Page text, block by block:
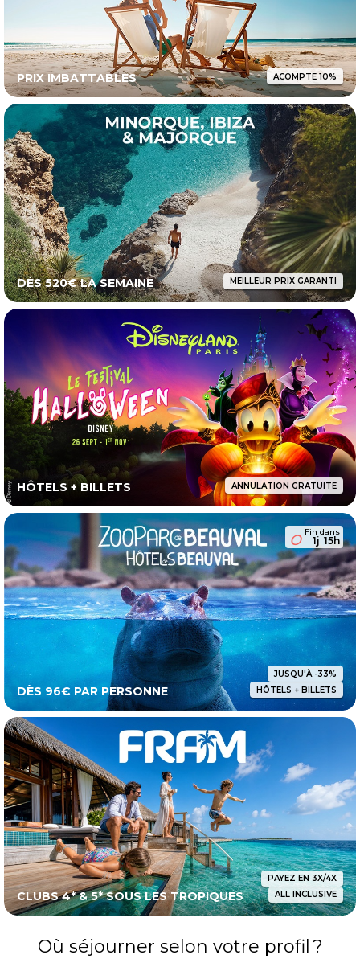
PRIX IMBATTABLES ACOMPTE 10%
DÈS 520€ LA SEMAINE MEILLEUR PRIX GARANTI
HÔTELS + BILLETS ANNULATION GRATUITE
Fin dans
1j 15h
DÈS 96€ PAR PERSONNE
JUSQU'À -33%
HÔTELS + BILLETS
CLUBS 4* & 5* SOUS LES TROPIQUES
PAYEZ EN 3X/4X
ALL INCLUSIVE
Où séjourner selon votre profil ?